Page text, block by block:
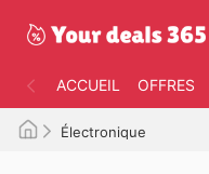
ACCUEIL OFFRES
Électronique